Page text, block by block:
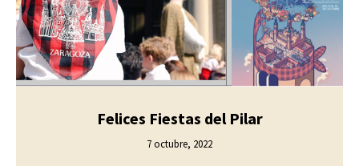
Felices Fiestas del Pilar
7 octubre, 2022